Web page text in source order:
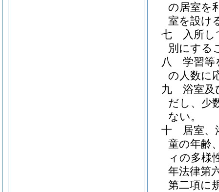
の居室を
室を設け
七
入所
別にする
八
学習等
の人数に
九
浴室及
だし、少
ない。
十
居室
童の年齢
ィの多様
年法律第
第二項に